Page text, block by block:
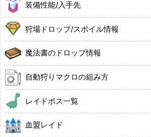
装備性能/入手先
狩場ドロップ/スポイル情報
魔法書のドロップ情報
自動狩りマクロの組み方
レイドボス一覧
血盟レイド